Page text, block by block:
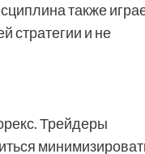
также
стратегии и не
Трейдеры